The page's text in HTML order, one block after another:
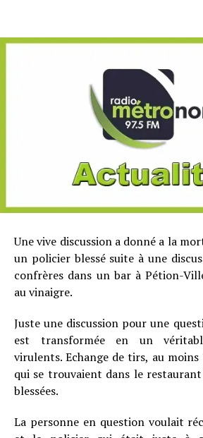
Une vive discussion a donné a la
un policier blessé suite à une
confrères dans un bar à Pétion-
au vinaigre.
Juste une discussion pour une
est transformée en un
virulents. Echange de tirs, au
qui se trouvaient dans le
blessées.
La personne en question voulait